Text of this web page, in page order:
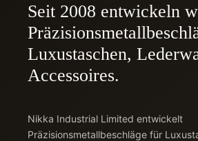
Seit 2008 entwickeln
Luxustaschen,
Accessoires.
Nikka Industrial Limited entwickelt
Präzisionsmetallbeschläge für